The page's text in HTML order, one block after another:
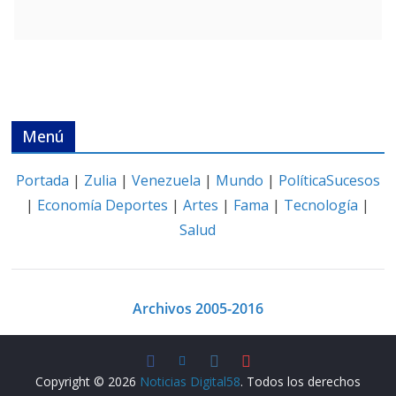
Menú
Portada | Zulia | Venezuela | Mundo | PolíticaSucesos
| Economía Deportes |Artes | Fama | Tecnología |
Salud
Archivos 2005-2016
Copyright © 2026 Noticias Digital58. Todos los derechos